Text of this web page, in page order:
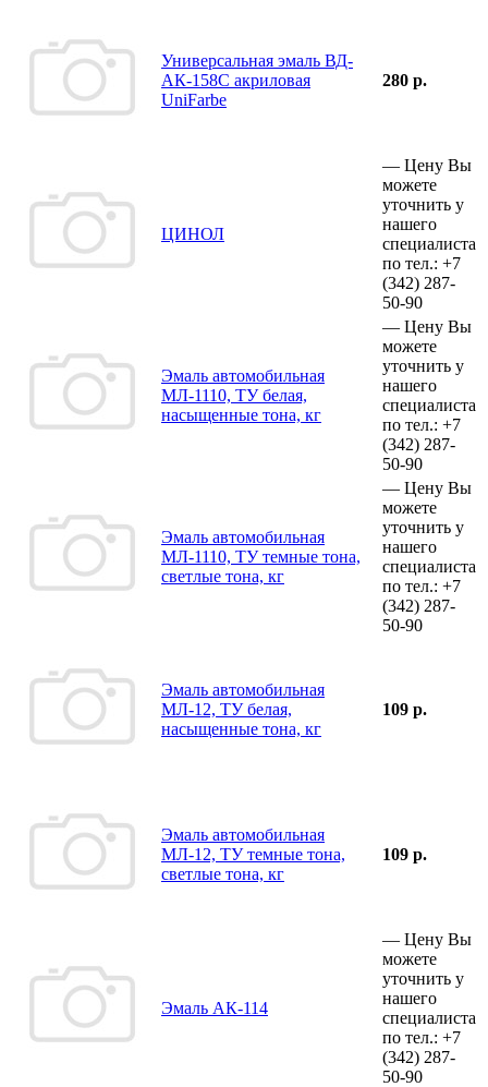
Универсальная эмаль ВД-
АК-158С акриловая
UniFarbe
280 р.
ЦИНОЛ
— Цену Вы
можете
уточнить у
нашего
специалиста
по тел.: +7
(342) 287-
50-90
Эмаль автомобильная
МЛ-1110, ТУ белая,
насыщенные тона, кг
— Цену Вы
можете
уточнить у
нашего
специалиста
по тел.: +7
(342) 287-
50-90
Эмаль автомобильная
МЛ-1110, ТУ темные тона,
светлые тона, кг
— Цену Вы
можете
уточнить у
нашего
специалиста
по тел.: +7
(342) 287-
50-90
Эмаль автомобильная
МЛ-12, ТУ белая,
насыщенные тона, кг
109 р.
Эмаль автомобильная
МЛ-12, ТУ темные тона,
светлые тона, кг
109 р.
Эмаль АК-114
— Цену Вы
можете
уточнить у
нашего
специалиста
по тел.: +7
(342) 287-
50-90